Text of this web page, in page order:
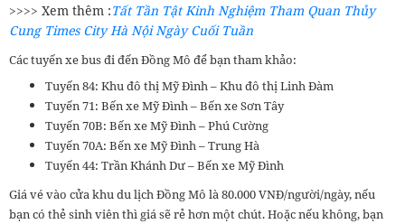
>>>> Xem thêm :Tất Tần Tật Kinh Nghiệm Tham Quan Thủy
Cung Times City Hà Nội Ngày Cuối Tuần
Các tuyến xe bus đi đến Đồng Mô để bạn tham khảo:
Tuyến 84: Khu đô thị Mỹ Đình – Khu đô thị Linh Đàm
Tuyến 71: Bến xe Mỹ Đình – Bến xe Sơn Tây
Tuyến 70B: Bến xe Mỹ Đình – Phú Cường
Tuyến 70A: Bến xe Mỹ Đình – Trung Hà
Tuyến 44: Trần Khánh Dư – Bến xe Mỹ Đình
Giá vé vào cửa khu du lịch Đồng Mô là 80.000 VNĐ/người/ngày, nếu
bạn có thẻ sinh viên thì giá sẽ rẻ hơn một chút. Hoặc nếu không, bạn